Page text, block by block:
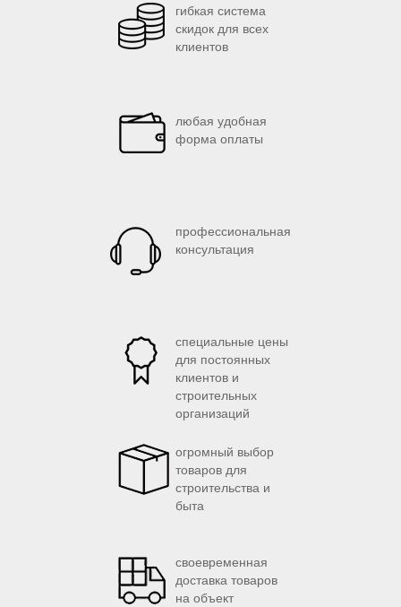
гибкая система
скидок для всех
клиентов
любая удобная
форма оплаты
профессиональная
консультация
специальные цены
для постоянных
клиентов и
строительных
организаций
огромный выбор
товаров для
строительства и
быта
своевременная
доставка товаров
на объект